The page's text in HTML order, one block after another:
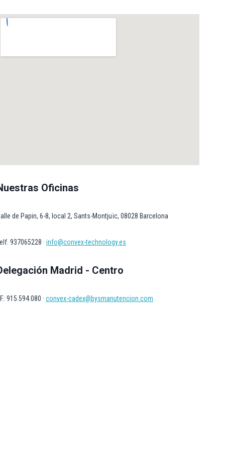
Oficinas
de Papin, 6-8, local 2, Sants-Montjuïc, 08028 Barcelona
937065228 · info@convex-technology.es
Madrid - Centro
915.594.080 · convex-cadex@bysmanutencion.com